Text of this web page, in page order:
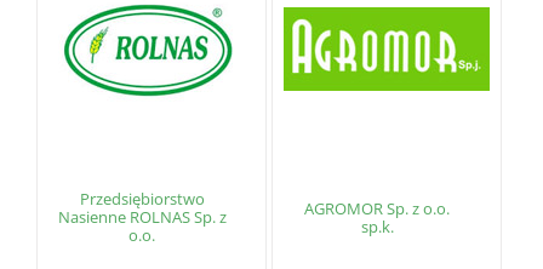
Przedsiębiorstwo
Nasienne ROLNAS Sp. z
o.o.
AGROMOR Sp. z o.o.
sp.k.